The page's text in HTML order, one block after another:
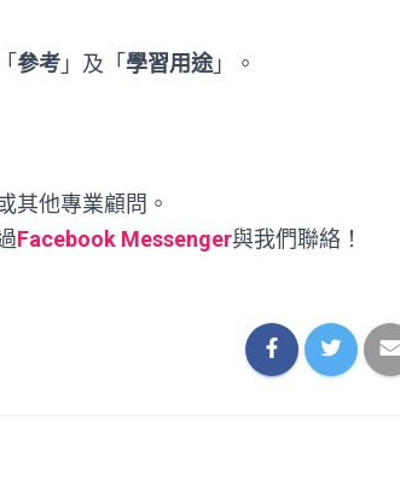
參考 」及「 學習用途 」。
其他專業顧問。
Facebook Messenger與我們聯絡！